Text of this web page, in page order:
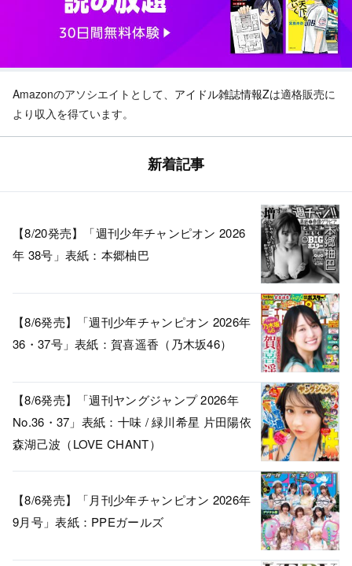
Amazonのアソシエイトとして、 アイドル雑誌情報Zは適格販売に
より収入を得ています。
新着記事
【8/20発売】「週刊少年チャンピオン 2026
年 38号」表紙：本郷柚巴
【8/6発売】「週刊少年チャンピオン 2026年
36・37号」表紙：賀喜遥香（乃木坂46）
【8/6発売】「週刊ヤングジャンプ 2026年
No.36・37」表紙：十味 / 緑川希星 片田陽依
森湖己波（LOVE CHANT）
【8/6発売】「月刊少年チャンピオン 2026年
9月号」表紙：PPEガールズ